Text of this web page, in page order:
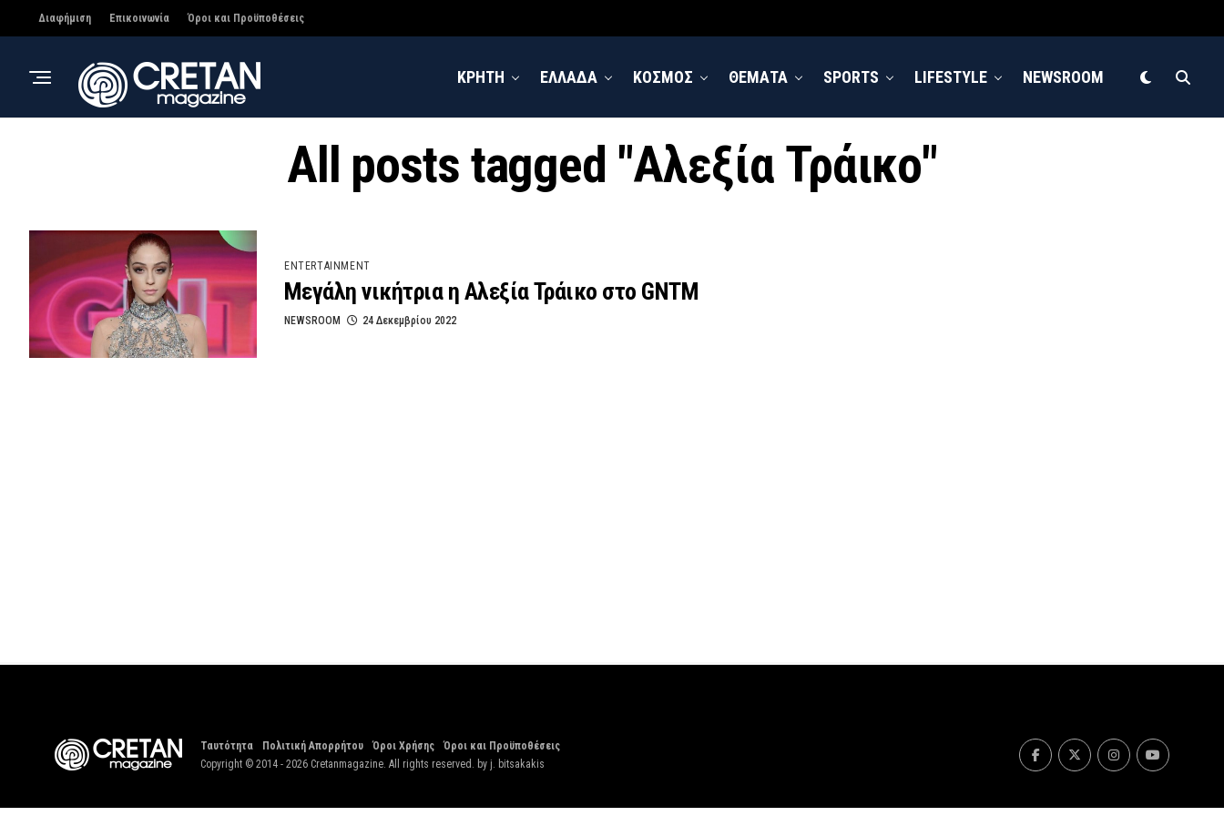
Διαφήμιση Επικοινωνία Όροι και Προϋποθέσεις
ΚΡΗΤΗ ΕΛΛΑΔΑ ΚΟΣΜΟΣ ΘΕΜΑΤΑ SPORTS LIFESTYLE NEWSROOM
All posts tagged "Αλεξία Τράικο"
ENTERTAINMENT
Μεγάλη νικήτρια η Αλεξία Τράικο στο GNTM
NEWSROOM 24 Δεκεμβρίου 2022
Ταυτότητα Πολιτική Απορρήτου Όροι Χρήσης
Όροι και Προϋποθέσεις
Copyright © 2014 - 2026 Cretanmagazine. All rights reserved. by j. bitsakakis